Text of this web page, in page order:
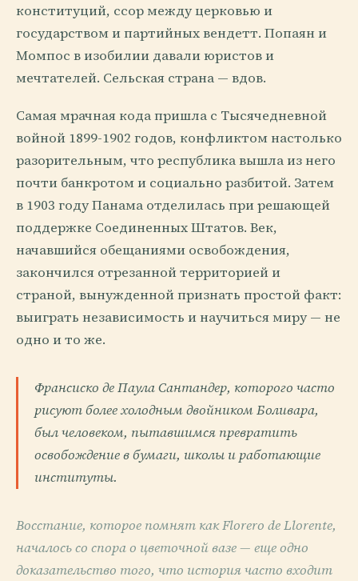
конституций, ссор между церковью и
государством и партийных вендетт. Попаян и
Момпос в изобилии давали юристов и
мечтателей. Сельская страна — вдов.
Самая мрачная кода пришла с Тысячедневной
войной 1899-1902 годов, конфликтом настолько
разорительным, что республика вышла из него
почти банкротом и социально разбитой. Затем
в 1903 году Панама отделилась при решающей
поддержке Соединенных Штатов. Век,
начавшийся обещаниями освобождения,
закончился отрезанной территорией и
страной, вынужденной признать простой факт:
выиграть независимость и научиться миру — не
одно и то же.
Франсиско де Паула Сантандер, которого часто
рисуют более холодным двойником Боливара,
был человеком, пытавшимся превратить
освобождение в бумаги, школы и работающие
институты.
Восстание, которое помнят как Florero de Llorente,
началось со спора о цветочной вазе — еще одно
доказательство того, что история часто входит